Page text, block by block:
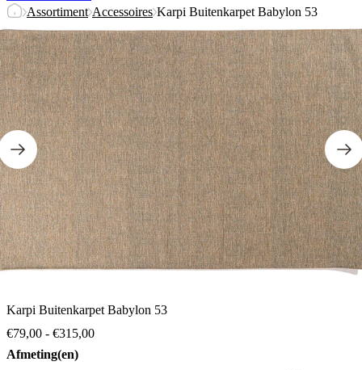
Assortiment Accessoires Karpi Buitenkarpet Babylon 53
Karpi Buitenkarpet Babylon 53
€79,00 - €315,00Prijsklasse: €79,00 tot €315,00
Afmeting(en)